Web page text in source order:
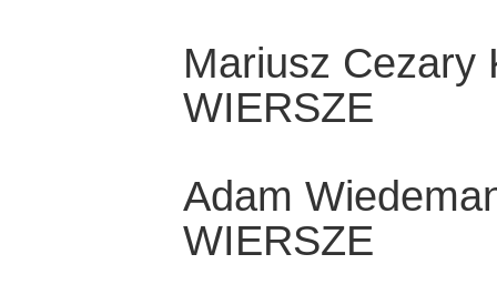
Mariusz Cezary
WIERSZE
Adam
WIERSZE